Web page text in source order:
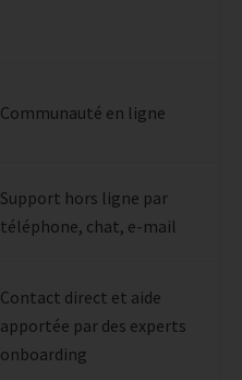
Communauté en ligne
Support hors ligne par
téléphone, chat, e-mail
Contact direct et aide
apportée par des experts
onboarding